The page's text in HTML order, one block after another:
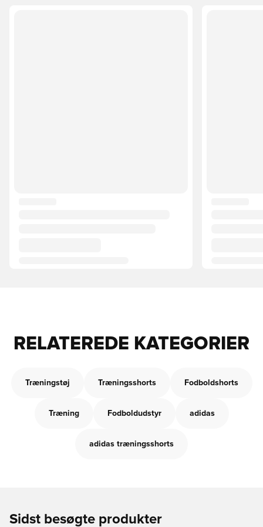
RELATEREDE KATEGORIER
Træningstøj Træningsshorts Fodboldshorts
Træning Fodboldudstyr adidas
adidas træningsshorts
Sidst besøgte produkter